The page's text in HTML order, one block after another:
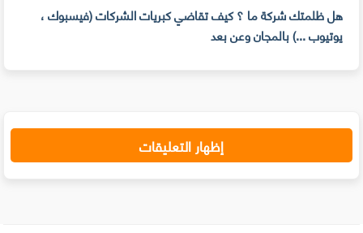
هل ظلمتك شركة ما ؟ كيف تقاضي كبريات الشركات (فيسبوك ،
يوتيوب ...) بالمجان وعن بعد
إظهار التعليقات